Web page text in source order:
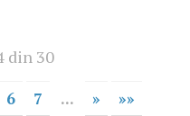
din 30
6 7 ... » »»